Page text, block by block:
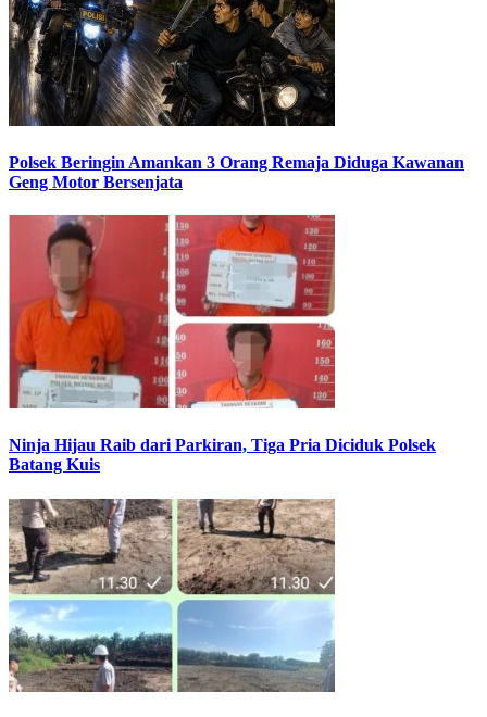
Polsek Beringin Amankan 3 Orang Remaja Diduga Kawanan
Geng Motor Bersenjata
Ninja Hijau Raib dari Parkiran, Tiga Pria Diciduk Polsek
Batang Kuis